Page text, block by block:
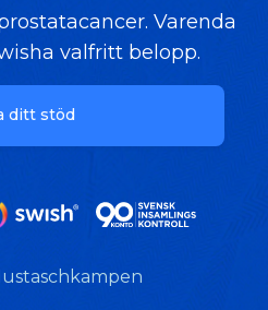
Varenda
valfritt belopp.
ditt stöd